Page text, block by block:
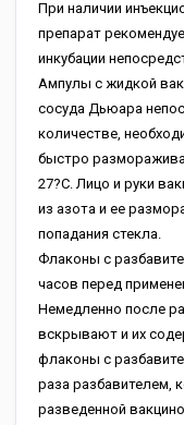
При наличии
препарат
инкубации
Ампулы с жидкой
сосуда Дьюара
количестве,
быстро
27?С. Лицо и руки
из азота и ее
попадания стекла.
Флаконы с
часов перед
Немедленно после
вскрывают и их
флаконы с
раза разбавителем,
разведенной